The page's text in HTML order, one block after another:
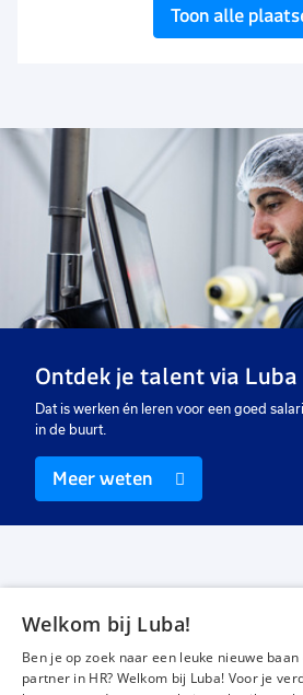
Toon alle
Ontdek je talent via
Dat is werken én leren voor een goed
in de buurt.
Meer weten
Werken bij Luba
Voor
Welkom bij Luba!
Ben je op zoek naar een leuke nieuwe
partner in HR? Welkom bij Luba! Voor je